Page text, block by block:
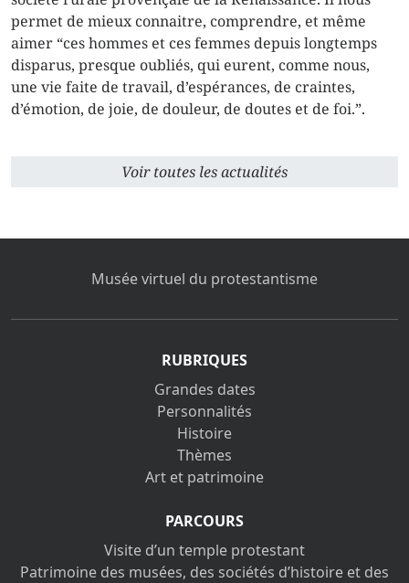
permet de mieux connaitre, comprendre, et même
aimer “ces hommes et ces femmes depuis longtemps
disparus, presque oubliés, qui eurent, comme nous,
une vie faite de travail, d’espérances, de craintes,
d’émotion, de joie, de douleur, de doutes et de foi.”.
Voir toutes les actualités
Musée virtuel du protestantisme
RUBRIQUES
Grandes dates
Personnalités
Histoire
Thèmes
Art et patrimoine
PARCOURS
Visite d’un temple protestant
Patrimoine des musées, des sociétés d’histoire et des